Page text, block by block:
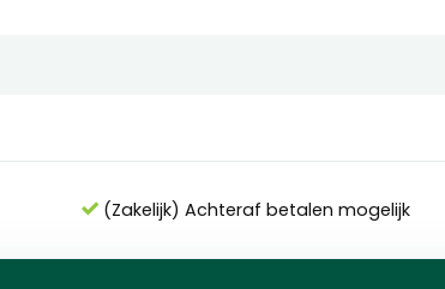
(Zakelijk) Achteraf betalen mogelijk